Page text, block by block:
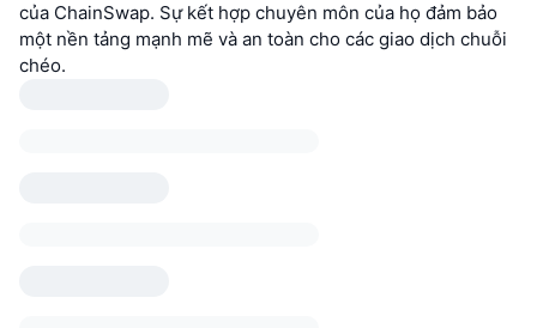
của ChainSwap. Sự kết hợp chuyên môn của họ đảm bảo
một nền tảng mạnh mẽ và an toàn cho các giao dịch chuỗi
chéo.